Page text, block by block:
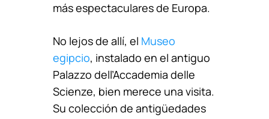
más espectaculares de Europa.
No lejos de allí, el Museo
egipcio, instalado en el antiguo
Palazzo dell’Accademia delle
Scienze, bien merece una visita.
Su colección de antigüedades